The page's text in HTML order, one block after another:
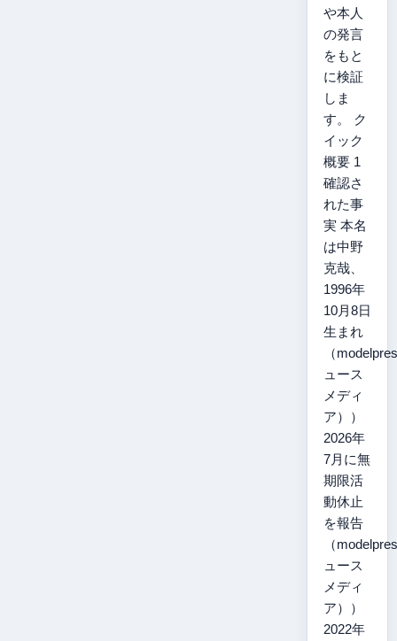
や本人
の発言
をもと
に検証
しま
す。 ク
イック
概要 1
確認さ
れた事
実 本名
は中野
克哉、
1996年
10月8日
生まれ
（
ュース
メディ
ア））
2026年
7月に無
期限活
動休止
を報告
（
ュース
メディ
ア））
2022年